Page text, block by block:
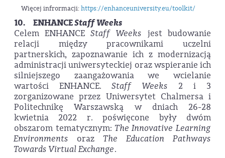
Więcej infrormacji:https://enhanceuniversity.eu/toolkit/
10. ENHANCEStaff Weeks
Celem ENHANCEStaff Weeks jest budowanie
relacji między pracownikami uczelni
partnerskich, zapoznawanie ich z modernizacją
administracji uniwersyteckiej oraz wspieranie ich
silniejszego zaangażowania we wcielanie
wartości ENHANCE.Staff Weeks 2 i 3
zorganizowane przez Uniwersytet Chalmersa i
Politechnikę Warszawską w dniach 26-28
kwietnia 2022 r. poświęcone były dwóm
obszarom tematycznym: The Innovative Learning
Environments oraz The Education Pathways
Towards Virtual Exchange.